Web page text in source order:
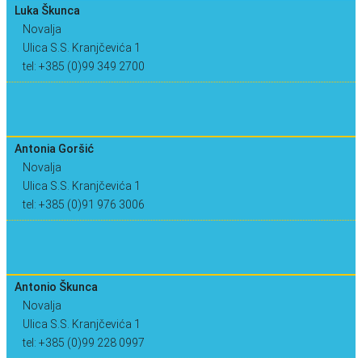
Luka Škunca
Novalja
Ulica S.S. Kranjčevića 1
tel: +385 (0)99 349 2700
Antonia Goršić
Novalja
Ulica S.S. Kranjčevića 1
tel: +385 (0)91 976 3006
Antonio Škunca
Novalja
Ulica S.S. Kranjčevića 1
tel: +385 (0)99 228 0997